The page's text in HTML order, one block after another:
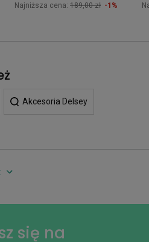
Najniższa cena: 189,00 zł -1%
Akcesoria Delsey
się na